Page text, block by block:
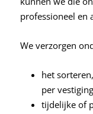
professioneel en
We verzorgen
het
per
tijdelijke of